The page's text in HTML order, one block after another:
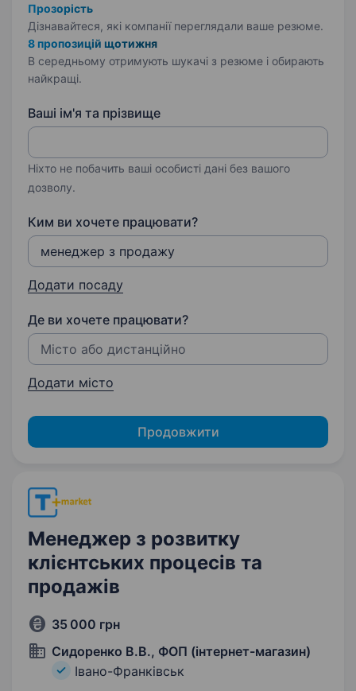
Прозорість
Дізнавайтеся, які компанії переглядали ваше резюме.
8 пропозицій щотижня
В середньому отримують шукачі з резюме і обирають
найкращі.
Ваші ім'я та прізвище
Ніхто не побачить ваші особисті дані без вашого
дозволу.
Ким ви хочете працювати?
Додати посаду
Де ви хочете працювати?
Додати місто
Продовжити
Менеджер з розвитку
клієнтських процесів та
продажів
35 000 грн
Сидоренко В.В., ФОП (інтернет-магазин)
Івано-Франківськ